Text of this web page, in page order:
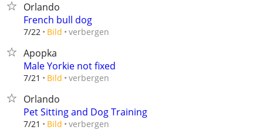
Orlando
French bull dog
7/22 Bild verbergen
Apopka
Male Yorkie not fixed
7/21 Bild verbergen
Orlando
Pet Sitting and Dog Training
7/21 Bild verbergen